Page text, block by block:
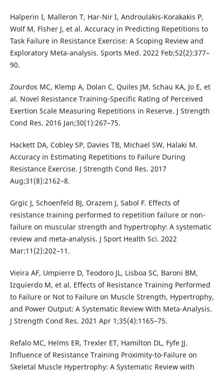
Halperin I, Malleron T, Har-Nir I, Androulakis-Korakakis P,
Wolf M, Fisher J, et al. Accuracy in Predicting Repetitions to
Task Failure in Resistance Exercise: A Scoping Review and
Exploratory Meta-analysis. Sports Med. 2022 Feb;52(2):377–
90.
Zourdos MC, Klemp A, Dolan C, Quiles JM, Schau KA, Jo E, et
al. Novel Resistance Training-Specific Rating of Perceived
Exertion Scale Measuring Repetitions in Reserve. J Strength
Cond Res. 2016 Jan;30(1):267–75.
Hackett DA, Cobley SP, Davies TB, Michael SW, Halaki M.
Accuracy in Estimating Repetitions to Failure During
Resistance Exercise. J Strength Cond Res. 2017
Aug;31(8):2162–8.
Grgic J, Schoenfeld BJ, Orazem J, Sabol F. Effects of
resistance training performed to repetition failure or non-
failure on muscular strength and hypertrophy: A systematic
review and meta-analysis. J Sport Health Sci. 2022
Mar;11(2):202–11.
Vieira AF, Umpierre D, Teodoro JL, Lisboa SC, Baroni BM,
Izquierdo M, et al. Effects of Resistance Training Performed
to Failure or Not to Failure on Muscle Strength, Hypertrophy,
and Power Output: A Systematic Review With Meta-Analysis.
J Strength Cond Res. 2021 Apr 1;35(4):1165–75.
Refalo MC, Helms ER, Trexler ET, Hamilton DL, Fyfe JJ.
Influence of Resistance Training Proximity-to-Failure on
Skeletal Muscle Hypertrophy: A Systematic Review with